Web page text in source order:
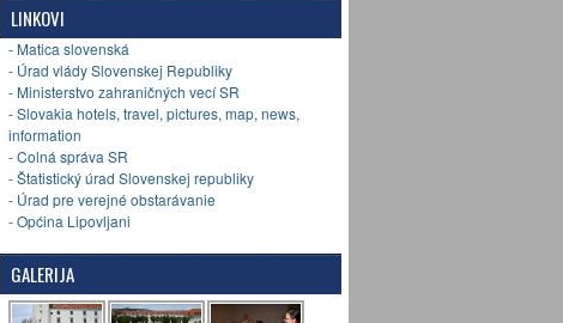
LINKOVI
- Matica slovenská
- Úrad vlády Slovenskej Republiky
- Ministerstvo zahraničných vecí SR
- Slovakia hotels, travel, pictures, map, news,
information
- Colná správa SR
- Štatistický úrad Slovenskej republiky
- Úrad pre verejné obstarávanie
- Općina Lipovljani
GALERIJA